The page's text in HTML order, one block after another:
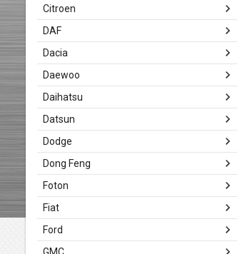
Citroen
DAF
Dacia
Daewoo
Daihatsu
Datsun
Dodge
Dong Feng
Foton
Fiat
Ford